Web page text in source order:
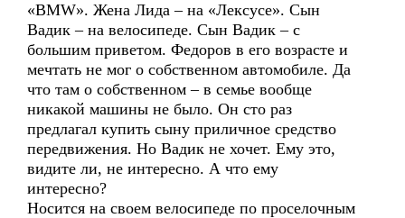
«BMW». Жена Лида – на «Лексусе». Сын
Вадик – на велосипеде. Сын Вадик – с
большим приветом. Федоров в его возрасте и
мечтать не мог о собственном автомобиле. Да
что там о собственном – в семье вообще
никакой машины не было. Он сто раз
предлагал купить сыну приличное средство
передвижения. Но Вадик не хочет. Ему это,
видите ли, не интересно. А что ему
интересно?
Носится на своем велосипеде по проселочным